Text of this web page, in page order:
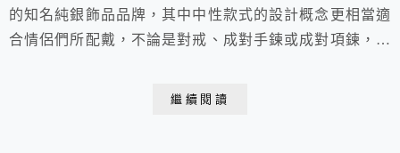
的知名純銀飾品品牌，其中中性款式的設計概念更相當適
合情侶們所配戴，不論是對戒、成對手鍊或成對項鍊，不
繼續閱讀